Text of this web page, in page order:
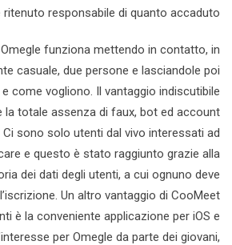
responsabile di quanto accaduto.
funziona mettendo in contatto, in
casuale, due persone e lasciandole poi
come vogliono. Il vantaggio indiscutibile
la totale assenza di faux, bot ed account
Ci sono solo utenti dal vivo interessati ad
e questo è stato raggiunto grazie alla
dei dati degli utenti, a cui ognuno deve
Un altro vantaggio di CooMeet
è la conveniente applicazione per iOS e
per Omegle da parte dei giovani,